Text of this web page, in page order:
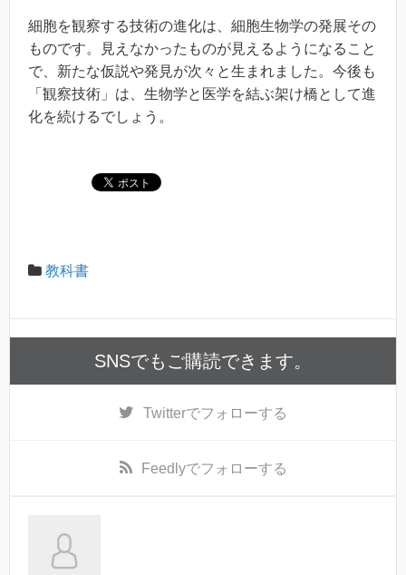
細胞を観察する技術の進化は、細胞生物学の発展その
ものです。見えなかったものが見えるようになること
で、新たな仮説や発見が次々と生まれました。今後も
「観察技術」は、生物学と医学を結ぶ架け橋として進
化を続けるでしょう。
教科書
SNSでもご購読できます。
Twitterでフォローする
Feedlyでフォローする